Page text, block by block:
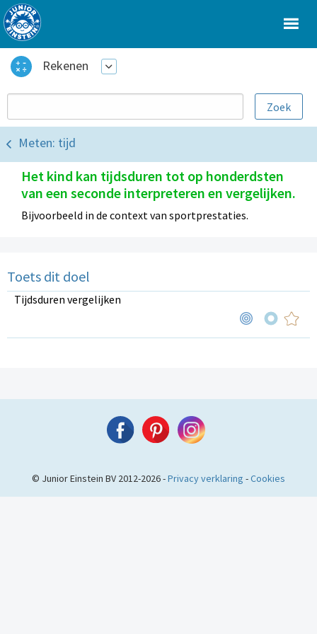
Rekenen
Meten: tijd
Het kind kan tijdsduren tot op honderdsten
van een seconde interpreteren en vergelijken.
Bijvoorbeeld in de context van sportprestaties.
Toets dit doel
Tijdsduren vergelijken
© Junior Einstein BV 2012-2026 -Privacy verklaring -Cookies